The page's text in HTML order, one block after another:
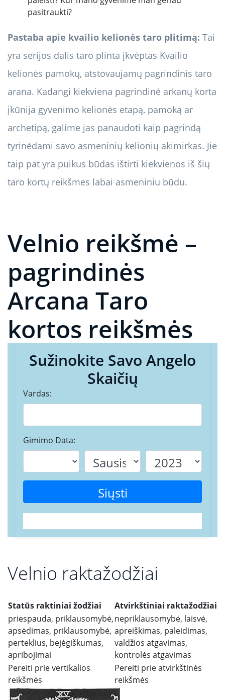
pasitraukti?
Pastaba apie kvailio kelionės taro plitimą: Tai
yra serijos dalis taro plinta įkvėptas Kvailio
kelionės pamokų, atstovaujamų pagrindinis taro
arana. Kadangi kiekviena pagrindinė arkanų korta
įkūnija gyvenimo kelionės etapą, pamoką ar
archetipą, galime jas panaudoti kaip pagrindą
tyrinėdami savo asmeninių kelionių akimirkas. Jie
taip pat yra puikus būdas ištirti kiekvienos iš šių
taro kortų reikšmes labai asmeniniu būdu.
Velnio reikšmė –
pagrindinės
Arcana Taro
kortos reikšmės
Sužinokite Savo Angelo
Skaičių
Vardas:
Gimimo Data:
Siųsti
Velnio raktažodžiai
Statūs raktiniai žodžiai
Atvirkštiniai raktažodžiai
priespauda, ​​priklausomybė,
apsėdimas, priklausomybė,
perteklius, bejėgiškumas,
apribojimai
nepriklausomybė, laisvė,
apreiškimas, paleidimas,
valdžios atgavimas,
kontrolės atgavimas
Pereiti prie vertikalios
reikšmės
Pereiti prie atvirkštinės
reikšmės